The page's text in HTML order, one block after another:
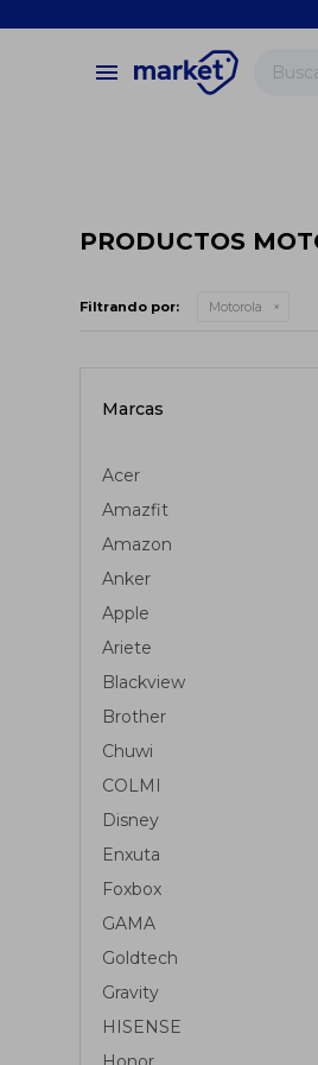
menu
PRODUCTOS
Filtrando por: Motorola
Marcas
Acer
Amazfit
Amazon
Anker
Apple
Ariete
Blackview
Brother
Chuwi
COLMI
Disney
Enxuta
Foxbox
GAMA
Goldtech
Gravity
HISENSE
close
store